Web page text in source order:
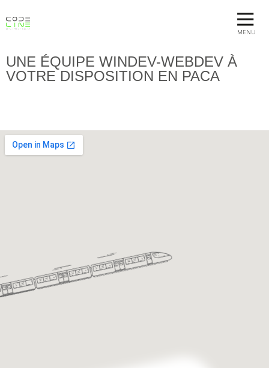
MENU
UNE ÉQUIPE WINDEV-WEBDEV À
VOTRE DISPOSITION EN PACA